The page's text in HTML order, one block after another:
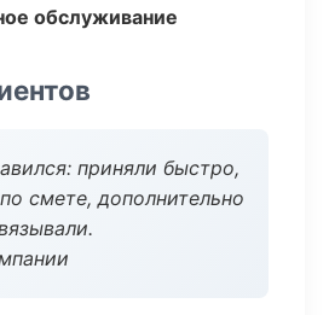
обслуживание
приняли быстро,
смете, дополнительно